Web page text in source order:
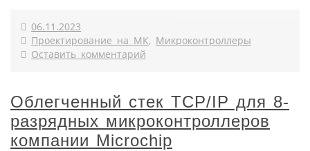
06.11.2023
Проектирование на МК, Микроконтроллеры
Оставить комментарий
Облегченный стек TCP/IP для 8-
разрядных микроконтроллеров
компании Microchip